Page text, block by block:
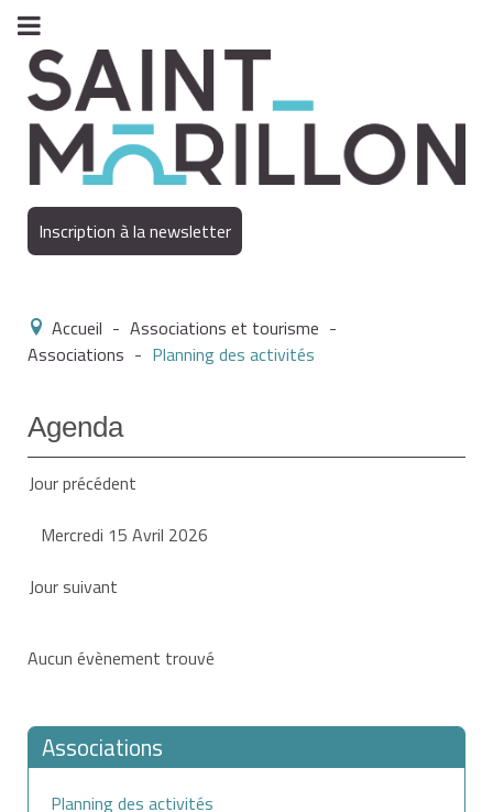
Inscription à la newsletter
Accueil - Associations et tourisme -
Associations - Planning des activités
Agenda
Jour précédent
Mercredi 15 Avril 2026
Jour suivant
Aucun évènement trouvé
Associations
Planning des activités